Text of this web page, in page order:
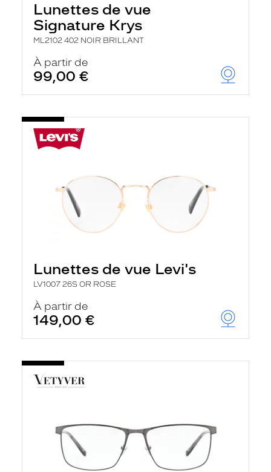
Lunettes de vue
Signature Krys
ML2102 402 NOIR BRILLANT
À partir de
99,00 €
Lunettes de vue Levi's
LV1007 26S OR ROSE
À partir de
149,00 €